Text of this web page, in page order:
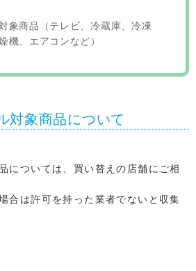
象商品（テレビ、冷蔵庫、冷凍
機、エアコンなど）
対象商品について
については、買い替えの店舗にご相
合は許可を持った業者でないと収集